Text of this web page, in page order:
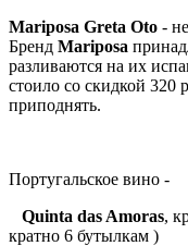
Mariposa Greta Oto -
Бренд Mariposa
разливаются на их
стоило со скидкой
приподнять.
Португальское вино -
Quinta das Amoras,
кратно 6 бутылкам )